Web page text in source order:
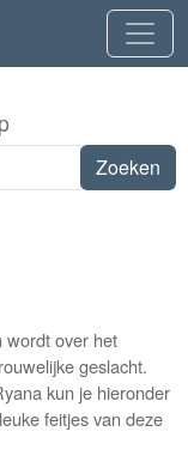
wordt over het
geslacht.
kun je hieronder
feitjes van deze